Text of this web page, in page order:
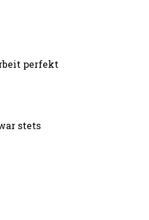
perfekt
stets